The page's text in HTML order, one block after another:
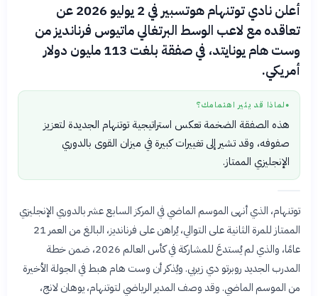
أعلن نادي توتنهام هوتسبير في 2 يوليو 2026 عن
تعاقده مع لاعب الوسط البرتغالي ماتيوس فرنانديز من
وست هام يونايتد، في صفقة بلغت 113 مليون دولار
أمريكي.
● لماذا قد يثير اهتمامك؟
هذه الصفقة الضخمة تعكس استراتيجية توتنهام الجديدة لتعزيز
صفوفه، وقد تشير إلى تغييرات كبيرة في ميزان القوى بالدوري
الإنجليزي الممتاز.
توتنهام، الذي أنهى الموسم الماضي في المركز السابع عشر بالدوري الإنجليزي
الممتاز للمرة الثانية على التوالي، يُراهن على فرنانديز، البالغ من العمر 21
عامًا، والذي لم يُستدعَ للمشاركة في كأس العالم 2026، ضمن خطة
المدرب الجديد روبرتو دي زيربي. ويُذكر أن وست هام هبط في الجولة الأخيرة
من الموسم الماضي. وقد وصف المدير الرياضي لتوتنهام، يوهان لانج،